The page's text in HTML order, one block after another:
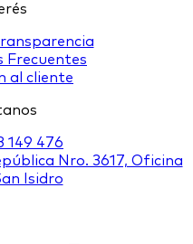
Frecuentes
al cliente
149 476
Nro. 3617, Oficina
Isidro